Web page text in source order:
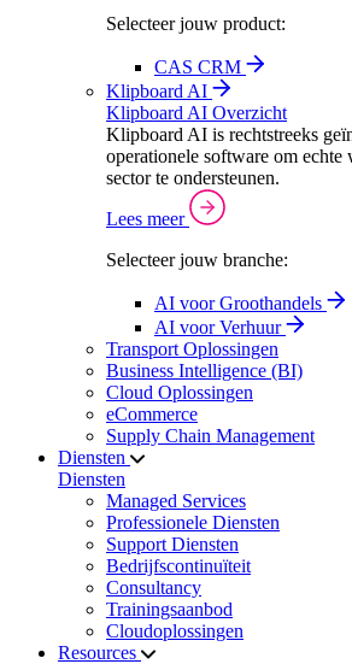
Selecteer jouw product:
CAS CRM
Klipboard AI
Klipboard AI Overzicht
Klipboard AI is rechtstreeks
operationele software om
sector te ondersteunen.
Lees meer
Selecteer jouw branche:
AI voor Groothandels
AI voor Verhuur
Transport Oplossingen
Business Intelligence (BI)
Cloud Oplossingen
eCommerce
Supply Chain Management
Diensten
Diensten
Managed Services
Professionele Diensten
Support Diensten
Bedrijfscontinuïteit
Consultancy
Trainingsaanbod
Cloudoplossingen
Resources